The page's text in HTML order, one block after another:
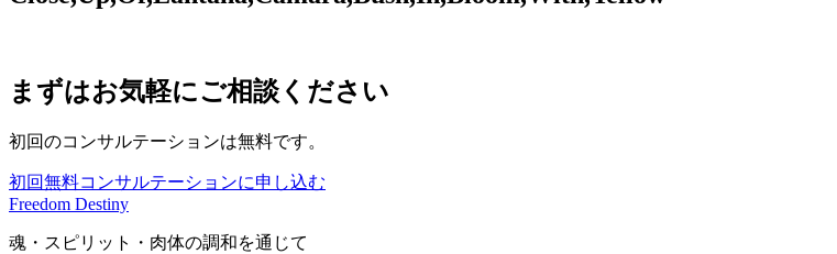
まずはお気軽にご相談ください
初回のコンサルテーションは無料です。
初回無料コンサルテーションに申し込む
Freedom Destiny
魂・スピリット・肉体の調和を通じて